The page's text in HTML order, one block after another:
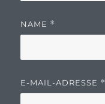
NAME *
E-MAIL-ADRESSE *